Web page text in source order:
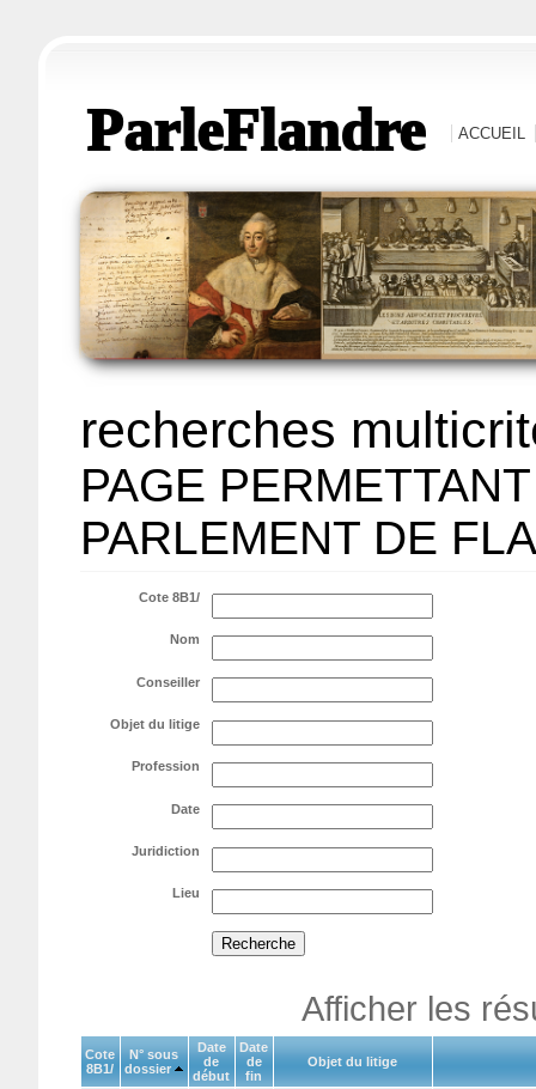
ParleFlandre ACCUEIL
recherches
PAGE
PARLEMENT DE
Cote 8B1/
Nom
Conseiller
Objet du litige
Profession
Date
Juridiction
Lieu
Afficher les
Cote
8B1/
N° sous
dossier
Date
de
début
Date
de
fin
Objet du litige